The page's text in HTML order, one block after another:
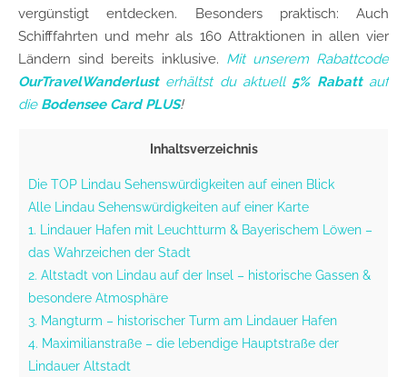
vergünstigt entdecken. Besonders praktisch: Auch
Schifffahrten und mehr als 160 Attraktionen in allen vier
Ländern sind bereits inklusive. Mit unserem Rabattcode
OurTravelWanderlusterhältst du aktuell 5% Rabatt auf
die Bodensee Card PLUS!
Inhaltsverzeichnis
Die TOP Lindau Sehenswürdigkeiten auf einen Blick
Alle Lindau Sehenswürdigkeiten auf einer Karte
1. Lindauer Hafen mit Leuchtturm & Bayerischem Löwen –
das Wahrzeichen der Stadt
2. Altstadt von Lindau auf der Insel – historische Gassen &
besondere Atmosphäre
3. Mangturm – historischer Turm am Lindauer Hafen
4. Maximilianstraße – die lebendige Hauptstraße der
Lindauer Altstadt